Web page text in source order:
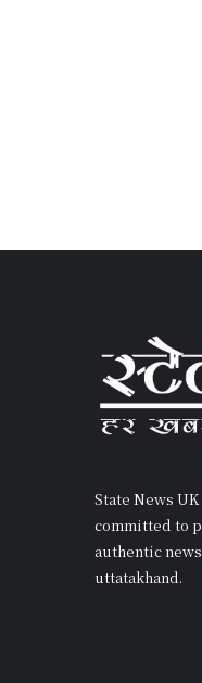
State News
committed to
authentic
uttatakhand.